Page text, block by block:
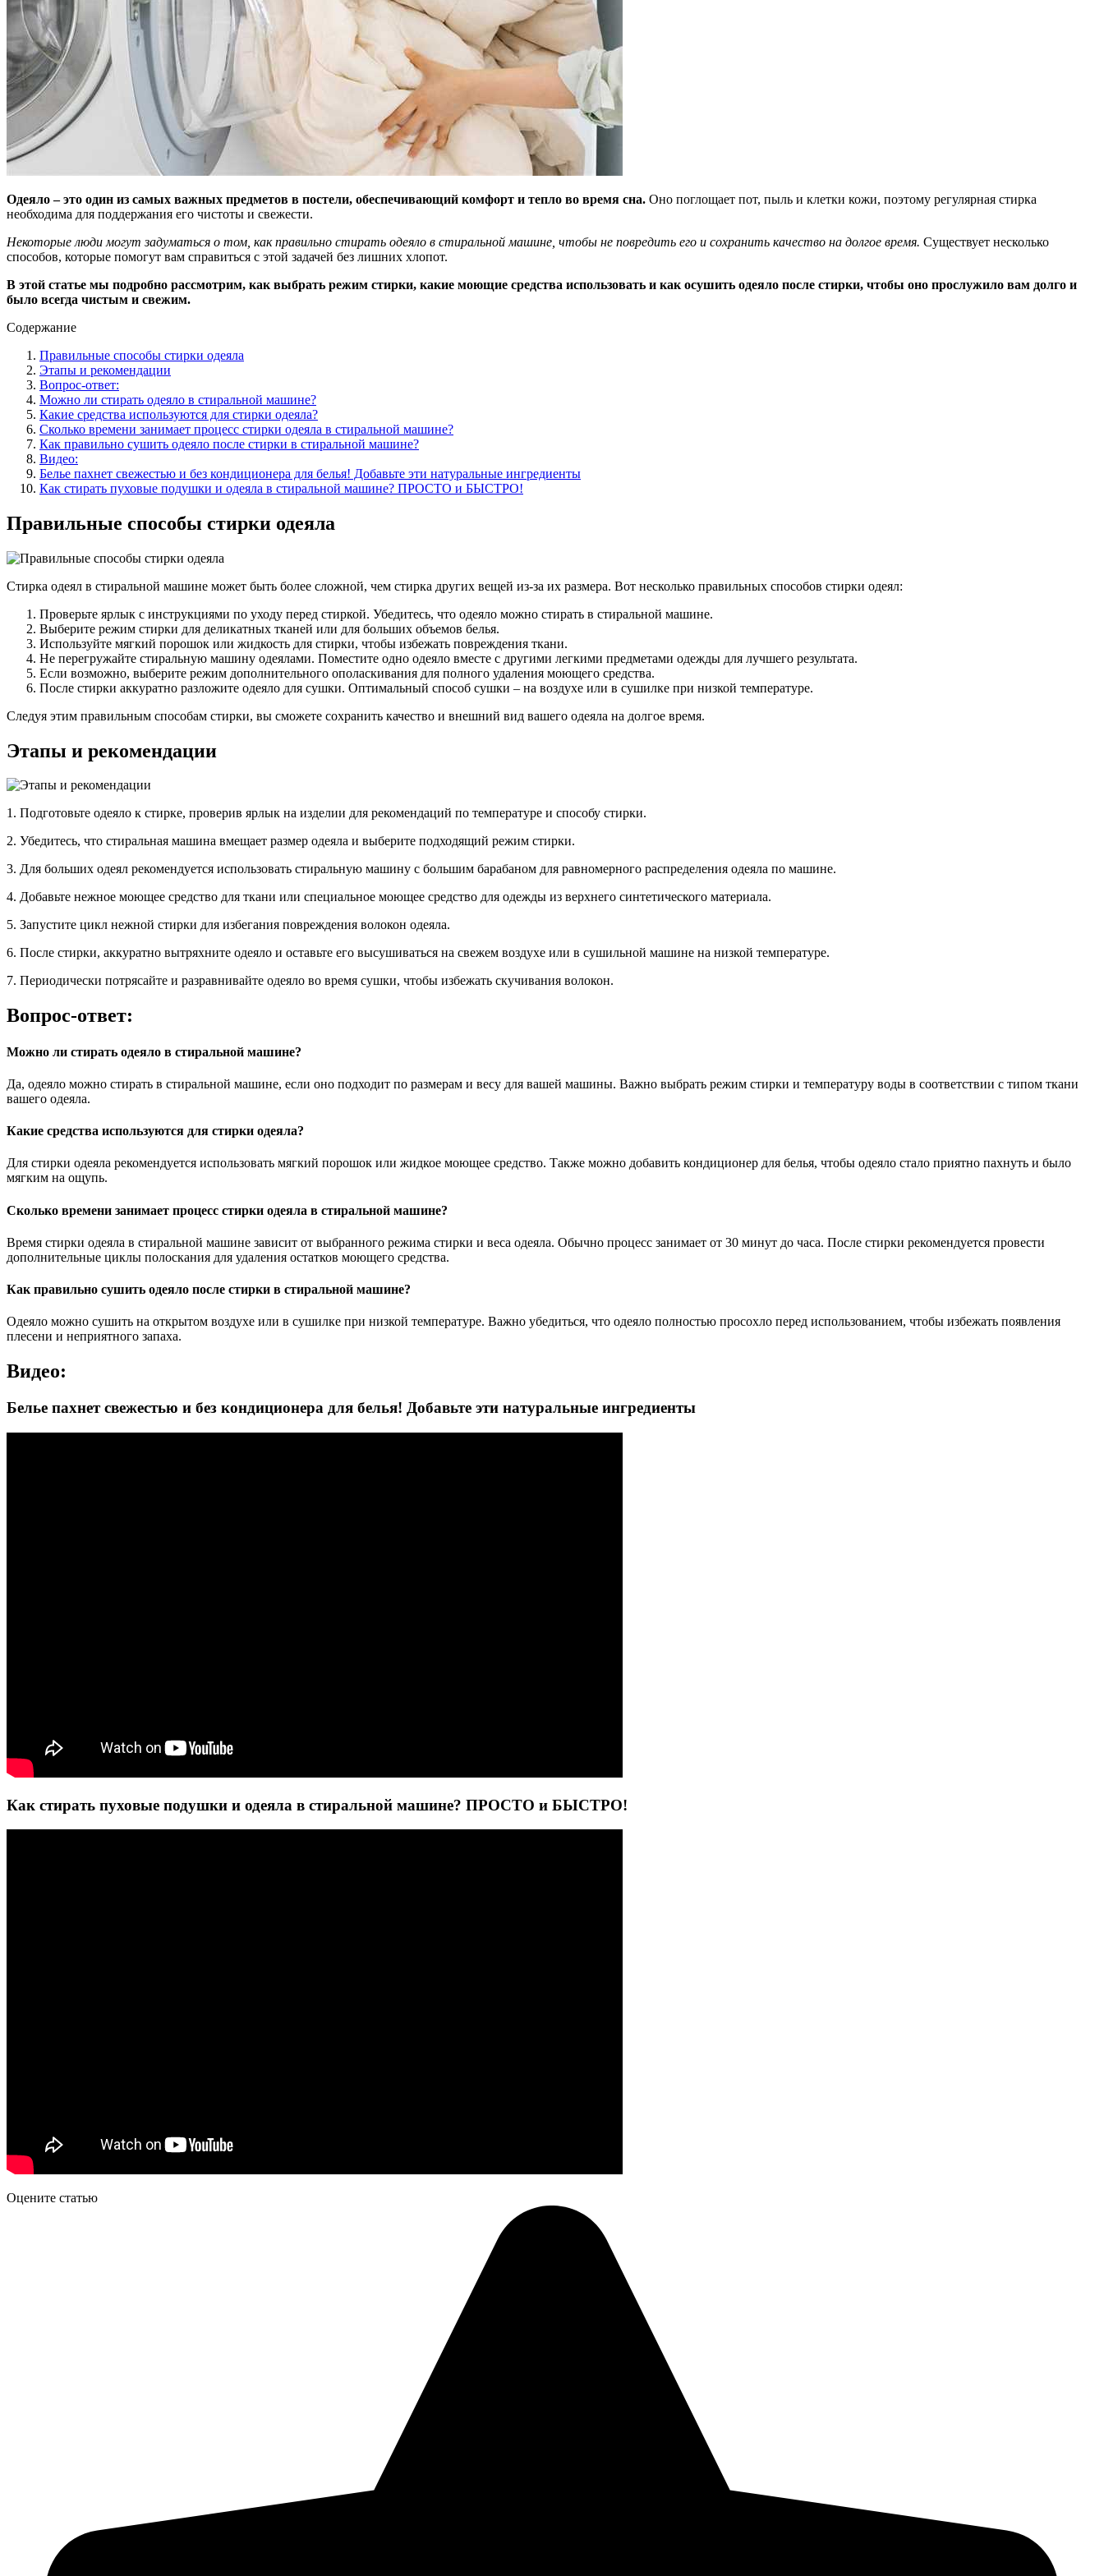
Одеяло – это один из самых важных предметов в постели, обеспечивающий комфорт и тепло во время сна. Оно поглощает пот, пыль и клетки кожи, поэтому регулярная стирка
необходима для поддержания его чистоты и свежести.
Некоторые люди могут задуматься о том, как правильно стирать одеяло в стиральной машине, чтобы не повредить его и сохранить качество на долгое время. Существует несколько
способов, которые помогут вам справиться с этой задачей без лишних хлопот.
В этой статье мы подробно рассмотрим, как выбрать режим стирки, какие моющие средства использовать и как осушить одеяло после стирки, чтобы оно прослужило вам долго и
было всегда чистым и свежим.
Содержание
Правильные способы стирки одеяла
Этапы и рекомендации
Вопрос-ответ:
Можно ли стирать одеяло в стиральной машине?
Какие средства используются для стирки одеяла?
Сколько времени занимает процесс стирки одеяла в стиральной машине?
Как правильно сушить одеяло после стирки в стиральной машине?
Видео:
Белье пахнет свежестью и без кондиционера для белья! Добавьте эти натуральные ингредиенты
Как стирать пуховые подушки и одеяла в стиральной машине? ПРОСТО и БЫСТРО!
Правильные способы стирки одеяла
Стирка одеял в стиральной машине может быть более сложной, чем стирка других вещей из-за их размера. Вот несколько правильных способов стирки одеял:
Проверьте ярлык с инструкциями по уходу перед стиркой. Убедитесь, что одеяло можно стирать в стиральной машине.
Выберите режим стирки для деликатных тканей или для больших объемов белья.
Используйте мягкий порошок или жидкость для стирки, чтобы избежать повреждения ткани.
Не перегружайте стиральную машину одеялами. Поместите одно одеяло вместе с другими легкими предметами одежды для лучшего результата.
Если возможно, выберите режим дополнительного ополаскивания для полного удаления моющего средства.
После стирки аккуратно разложите одеяло для сушки. Оптимальный способ сушки – на воздухе или в сушилке при низкой температуре.
Следуя этим правильным способам стирки, вы сможете сохранить качество и внешний вид вашего одеяла на долгое время.
Этапы и рекомендации
1. Подготовьте одеяло к стирке, проверив ярлык на изделии для рекомендаций по температуре и способу стирки.
2. Убедитесь, что стиральная машина вмещает размер одеяла и выберите подходящий режим стирки.
3. Для больших одеял рекомендуется использовать стиральную машину с большим барабаном для равномерного распределения одеяла по машине.
4. Добавьте нежное моющее средство для ткани или специальное моющее средство для одежды из верхнего синтетического материала.
5. Запустите цикл нежной стирки для избегания повреждения волокон одеяла.
6. После стирки, аккуратно вытряхните одеяло и оставьте его высушиваться на свежем воздухе или в сушильной машине на низкой температуре.
7. Периодически потрясайте и разравнивайте одеяло во время сушки, чтобы избежать скучивания волокон.
Вопрос-ответ:
Можно ли стирать одеяло в стиральной машине?
Да, одеяло можно стирать в стиральной машине, если оно подходит по размерам и весу для вашей машины. Важно выбрать режим стирки и температуру воды в соответствии с типом ткани
вашего одеяла.
Какие средства используются для стирки одеяла?
Для стирки одеяла рекомендуется использовать мягкий порошок или жидкое моющее средство. Также можно добавить кондиционер для белья, чтобы одеяло стало приятно пахнуть и было
мягким на ощупь.
Сколько времени занимает процесс стирки одеяла в стиральной машине?
Время стирки одеяла в стиральной машине зависит от выбранного режима стирки и веса одеяла. Обычно процесс занимает от 30 минут до часа. После стирки рекомендуется провести
дополнительные циклы полоскания для удаления остатков моющего средства.
Как правильно сушить одеяло после стирки в стиральной машине?
Одеяло можно сушить на открытом воздухе или в сушилке при низкой температуре. Важно убедиться, что одеяло полностью просохло перед использованием, чтобы избежать появления
плесени и неприятного запаха.
Видео:
Белье пахнет свежестью и без кондиционера для белья! Добавьте эти натуральные ингредиенты
Как стирать пуховые подушки и одеяла в стиральной машине? ПРОСТО и БЫСТРО!
Оцените статью